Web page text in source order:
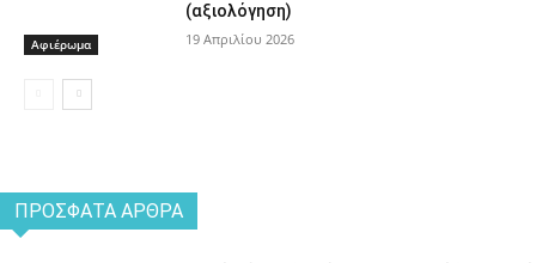
Αφιέρωμα
(αξιολόγηση)
19 Απριλίου 2026
ΠΡΌΣΦΑΤΑ ΆΡΘΡΑ